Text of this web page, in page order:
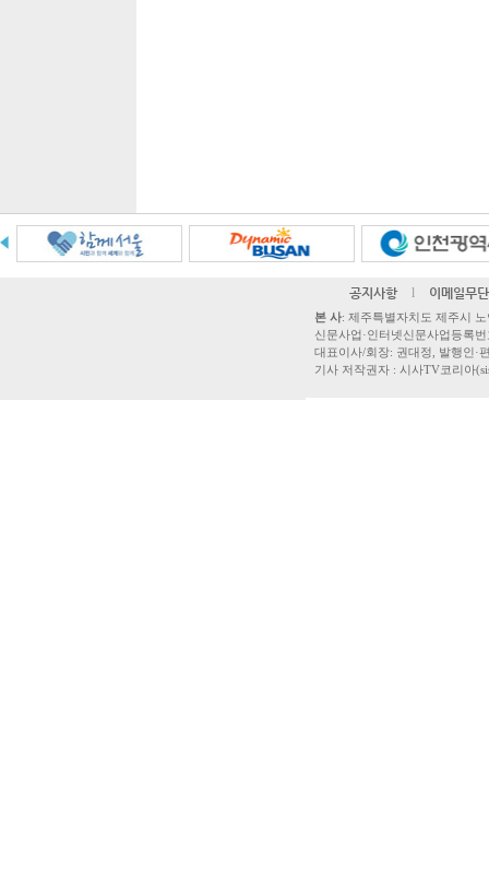
공지사항 l 이메일무
본 사: 제주특별자치도 제주시
신문사업·인터넷신문사업등록
대표이사/회장: 권대정, 발행인·
기사 저작권자 : 시사TV코리아